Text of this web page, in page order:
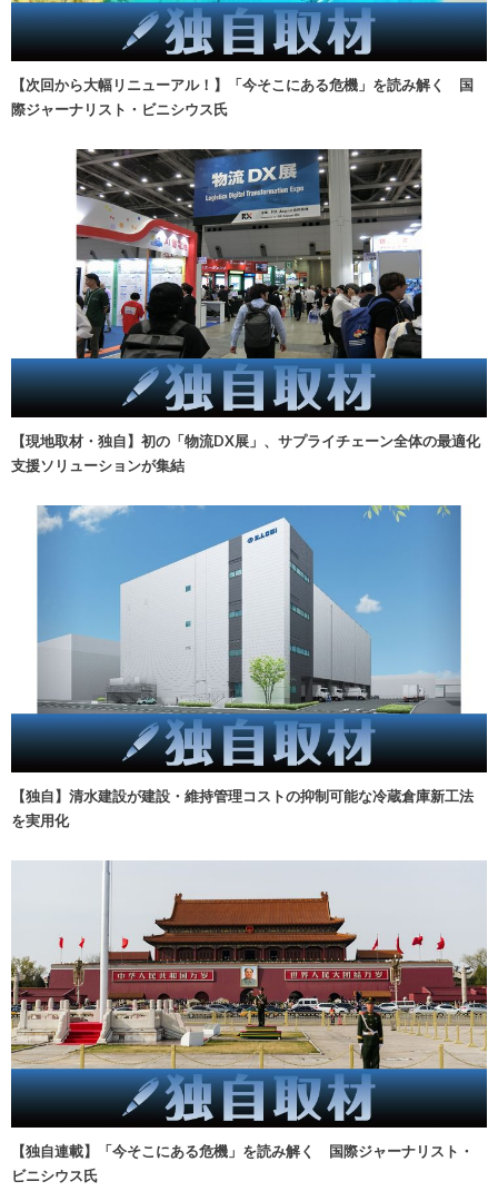
【次回から大幅リニューアル！】「今そこにある危機」を読み解く 国
際ジャーナリスト・ビニシウス氏
【現地取材・独自】初の「物流DX展」、サプライチェーン全体の最適化
支援ソリューションが集結
【独自】清水建設が建設・維持管理コストの抑制可能な冷蔵倉庫新工法
を実用化
【独自連載】「今そこにある危機」を読み解く 国際ジャーナリスト・
ビニシウス氏